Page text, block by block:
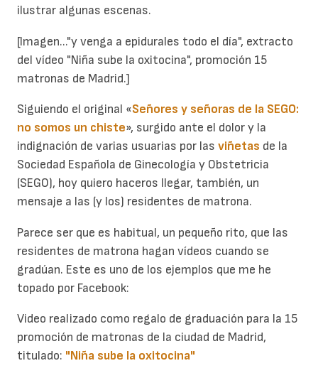
ilustrar algunas escenas.
[Imagen..."y venga a epidurales todo el día", extracto
del vídeo "Niña sube la oxitocina", promoción 15
matronas de Madrid.]
Siguiendo el original «Señores y señoras de la SEGO:
no somos un chiste», surgido ante el dolor y la
indignación de varias usuarias por las viñetas de la
Sociedad Española de Ginecología y Obstetricia
(SEGO), hoy quiero haceros llegar, también, un
mensaje a las (y los) residentes de matrona.
Parece ser que es habitual, un pequeño rito, que las
residentes de matrona hagan vídeos cuando se
gradúan. Este es uno de los ejemplos que me he
topado por Facebook:
Video realizado como regalo de graduación para la 15
promoción de matronas de la ciudad de Madrid,
titulado: "Niña sube la oxitocina"